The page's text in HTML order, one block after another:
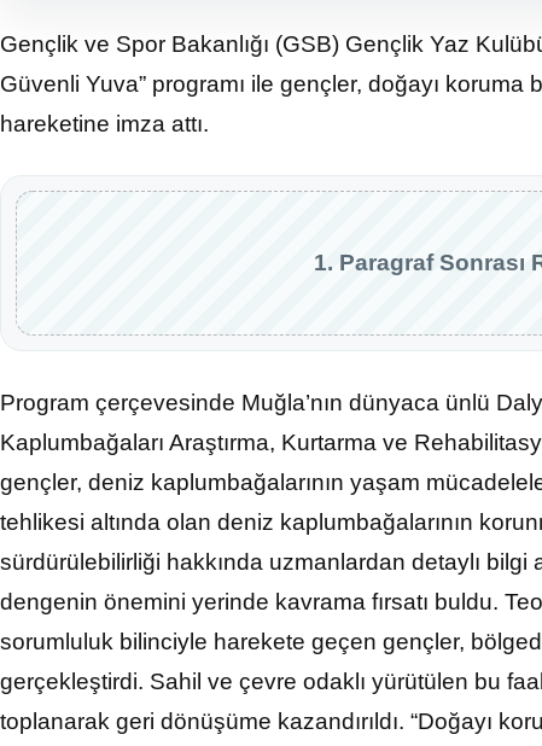
Gençlik ve Spor Bakanlığı (GSB) Gençlik Yaz
Güvenli Yuva” programı ile gençler, doğayı
hareketine imza attı.
1. Paragraf Sonrası
Program çerçevesinde Muğla’nın dünyaca ünlü
Kaplumbağaları Araştırma, Kurtarma ve
gençler, deniz kaplumbağalarının yaşam
tehlikesi altında olan deniz kaplumbağalarının
sürdürülebilirliği hakkında uzmanlardan detaylı bilgi
dengenin önemini yerinde kavrama fırsatı buldu.
sorumluluk bilinciyle harekete geçen gençler,
gerçekleştirdi. Sahil ve çevre odaklı yürütülen bu
toplanarak geri dönüşüme kazandırıldı. “Doğayı